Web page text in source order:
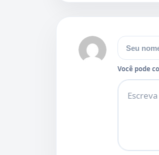
Nome
Você pode
Comentário